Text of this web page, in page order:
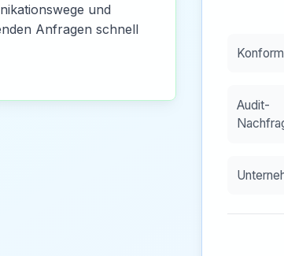
und
Anfragen schnell
Audit-